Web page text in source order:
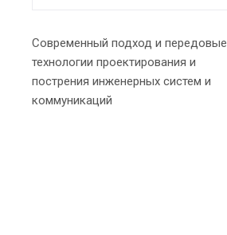
Современный подход и передовые
технологии проектирования и
пострения инженерных систем и
коммуникаций